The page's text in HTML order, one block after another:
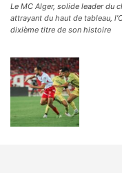
Le MC Alger, solide leader du
attrayant du haut de tableau,
dixième titre de son histoire